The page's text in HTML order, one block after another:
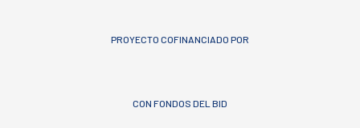
PROYECTO COFINANCIADO POR
CON FONDOS DEL BID